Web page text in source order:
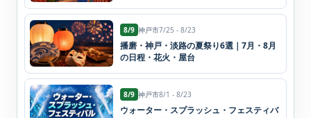
8/9 神戸市7/25 - 8/23
播磨・神戸・淡路の夏祭り6選｜7月・8月
の日程・花火・屋台
8/9 神戸市8/1 - 8/23
ウォーター・スプラッシュ・フェスティバ